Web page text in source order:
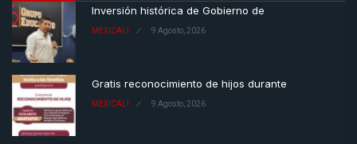
Inversión histórica de Gobierno de
MEXICALI 9 Agosto, 2026
Gratis reconocimiento de hijos durante
MEXICALI 9 Agosto, 2026